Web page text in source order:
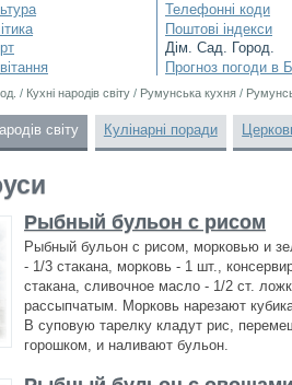
Телефонні коди
Поштові індекси
Дім. Сад. Город.
Прогноз погоди в
/ Кухні народів світу / Румунська кухня /
світу Кулінарні поради
Рыбный бульон с рисом
Рыбный бульон с рисом, морковью и
- 1/3 стакана, морковь - 1 шт.,
стакана, сливочное масло - 1/2 ст.
рассыпчатым. Морковь нарезают
В суповую тарелку кладут рис,
горошком, и наливают бульон.